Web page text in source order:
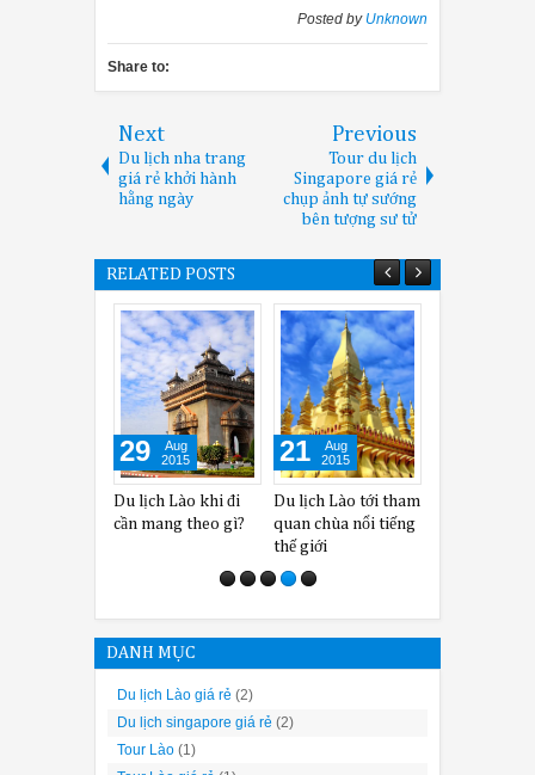
Posted by Unknown
Share to:
Next
Du lịch nha trang
giá rẻ khởi hành
hằng ngày
Previous
Tour du lịch
Singapore giá rẻ
chụp ảnh tự sướng
bên tượng sư tử
RELATED POSTS
Du lịch Lào khi đi
cần mang theo gì?
29
Aug
2015
Du lịch Lào tới tham
quan chùa nổi tiếng
thế giới
21
Aug
2015
DANH MỤC
Du lịch Lào giá rẻ (2)
Du lịch singapore giá rẻ (2)
Tour Lào (1)